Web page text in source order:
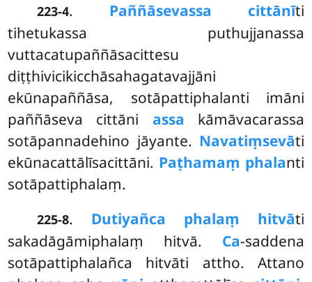
223-4. Paññāsevassa cittānīti
tihetukassa puthujjanassa
vuttacatupaññāsacittesu
diṭṭhivicikicchāsahagatavajjāni
ekūnapaññāsa, sotāpattiphalanti imāni
paññāseva cittāni assa kāmāvacarassa
sotāpannadehino jāyante. Navatiṃsevāti
ekūnacattālīsacittāni. Paṭhamaṃ phalanti
sotāpattiphalaṃ.
225-8. Dutiyañca phalaṃ hitvāti
sakadāgāmiphalaṃ hitvā. Ca-saddena
sotāpattiphalañca hitvāti attho. Attano